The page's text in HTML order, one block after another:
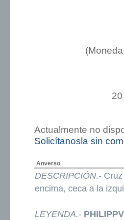
Actualmente no
Solicítanosla sin
Anverso
DESCRIPCIÓN.-
encima, ceca a la
LEYENDA.-